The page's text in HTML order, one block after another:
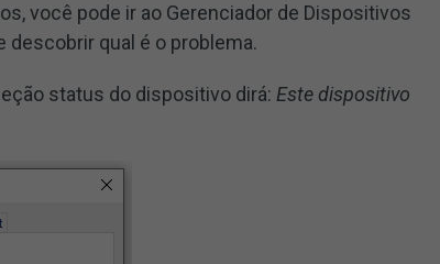
você pode ir ao Gerenciador de Dispositivos
descobrir qual é o problema.
status do dispositivo dirá: Este dispositivo